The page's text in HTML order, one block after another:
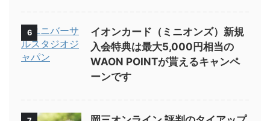
6
イオンカード（ミニオンズ）新規
入会特典は最大5,000円相当の
WAON POINTが貰えるキャンペ
ーンです